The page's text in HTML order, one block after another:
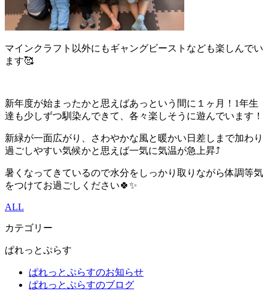
マインクラフト以外にもギャングビーストなども楽しんでい
ます🥰
新年度が始まったかと思えばあっという間に１ヶ月！1年生
達も少しずつ馴染んできて、各々楽しそうに遊んでいます！
新緑が一面広がり、さわやかな風と暖かい日差しまで加わり
過ごしやすい気候かと思えば一気に気温が急上昇⤴︎
暑くなってきているので水分をしっかり取りながら体調等気
をつけてお過ごしください🍀✨️
ALL
カテゴリー
ぱれっとぷらす
ぱれっとぷらすのお知らせ
ぱれっとぷらすのブログ